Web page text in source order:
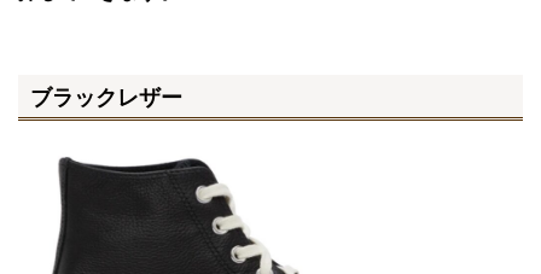
ブラックレザー